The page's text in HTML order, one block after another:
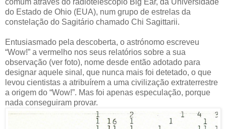
comum através do radiotelescópio Big Ear, da Universidade
do Estado de Ohio (EUA), num grupo de estrelas da
constelação do Sagitário chamado Chi Sagittarii.
Entusiasmado pela descoberta, o astrónomo escreveu
“Wow!” a vermelho nos seus relatórios sobre a sua
observação (ver foto), nome desde então adotado para
designar aquele sinal, que nunca mais foi detetado, o que
levou cientistas a atribuírem a uma civilização extraterrestre
a origem do “Wow!”. Mas foi apenas especulação, porque
nada conseguiram provar.